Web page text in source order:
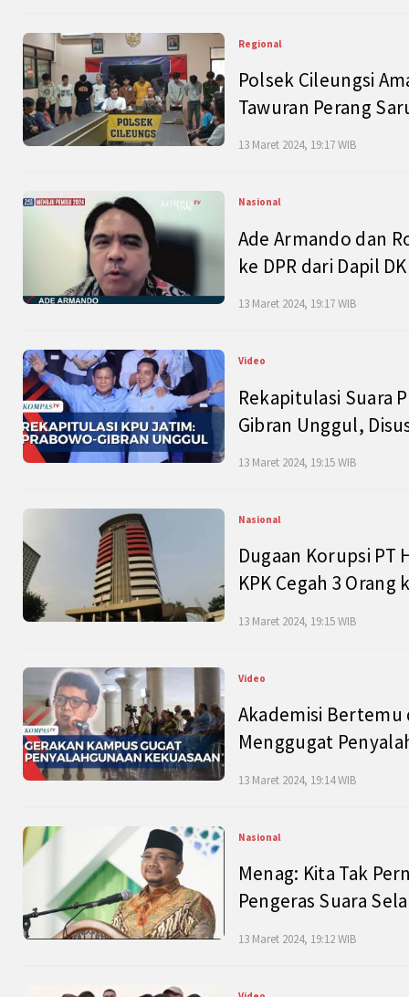
Regional
Polsek Cileungsi
Tawuran Perang
13 Maret 2024, 19:17 WIB
Nasional
Ade Armando dan
ke DPR dari Dapil
13 Maret 2024, 19:17 WIB
Video
Rekapitulasi Suara
Gibran Unggul,
13 Maret 2024, 19:15 WIB
Nasional
Dugaan Korupsi PT
KPK Cegah 3 Orang
13 Maret 2024, 19:15 WIB
Video
Akademisi Bertemu
Menggugat
13 Maret 2024, 19:14 WIB
Nasional
Menag: Kita Tak
Pengeras Suara
13 Maret 2024, 19:12 WIB